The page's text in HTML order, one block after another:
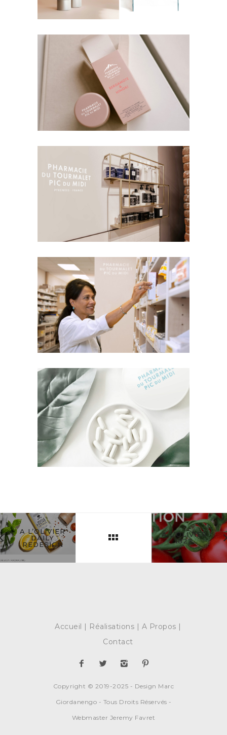
A L’OLIVIER
DAILY
REDESIGN
A L’OLIVIER
1822
Accueil Réalisations
A Propos
Contact
Copyright © 2019-2025 - Design Marc
Giordanengo - Tous Droits Réservés -
Webmaster Jeremy Favret